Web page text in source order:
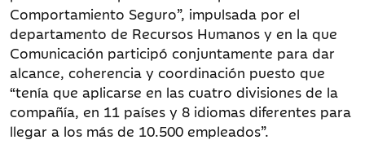
Comportamiento Seguro”, impulsada por el
departamento de Recursos Humanos y en la que
Comunicación participó conjuntamente para dar
alcance, coherencia y coordinación puesto que
“tenía que aplicarse en las cuatro divisiones de la
compañía, en 11 países y 8 idiomas diferentes para
llegar a los más de 10.500 empleados”.